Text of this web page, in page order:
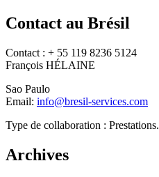
Contact au Brésil
Contact : + 55 119 8236 5124
François HÉLAINE
Sao Paulo
Email: info@bresil-services.com
Type de collaboration : Prestations.
Archives